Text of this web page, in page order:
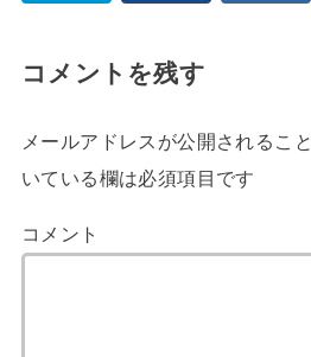
コメントを残す
メールアドレスが公開されるこ
いている欄は必須項目です
コメント